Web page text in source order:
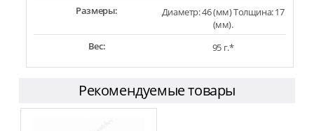
Размеры:
Диаметр: 46 (мм) Толщина: 17
(мм).
Вес:
95 г.*
Рекомендуемые товары